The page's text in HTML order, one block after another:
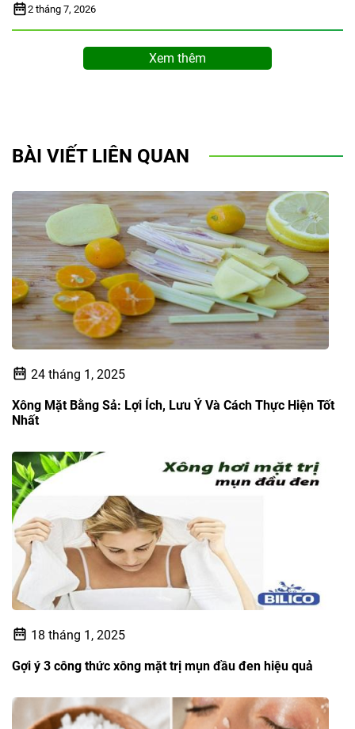
2 tháng 7, 2026
Xem thêm
BÀI VIẾT LIÊN QUAN
24 tháng 1, 2025
Xông Mặt Bằng Sả: Lợi Ích, Lưu Ý Và Cách Thực Hiện Tốt
Nhất
18 tháng 1, 2025
Gợi ý 3 công thức xông mặt trị mụn đầu đen hiệu quả